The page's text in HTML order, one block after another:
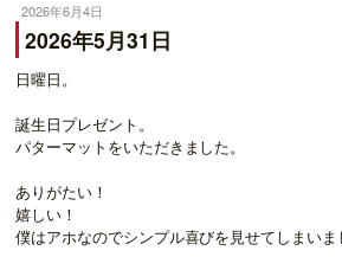
2026年6月4日
2026年5月31日
日曜日。
誕生日プレゼント。
パターマットをいただきました。
ありがたい！
嬉しい！
僕はアホなのでシンプル喜びを見せてしまいま